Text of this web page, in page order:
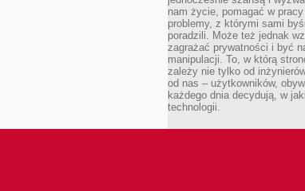
nam życie, pomagać w
problemy, z którymi sami
poradzili. Może też jednak
zagrażać prywatności i być
manipulacji. To, w którą
zależy nie tylko od
od nas – użytkowników,
każdego dnia decydują, w
technologii.